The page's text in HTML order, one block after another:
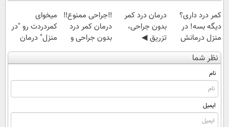
کمر درد داری؟
دیگه بسه! در
منزل درمانش
کن
(◀پرسش‌نامه)
درمان درد کمر
بدون جراحی،
تزریق ◀
پرسش‌نامه رو پر
کن ▶
‼️جراحی ممنوع‼️
درمان کمر درد
بدون جراحی و
دوره نقاهت
میخوای
کمردردت رو "در
منزل" درمان
کنی؟ (◂فیلم +
◂پرسش‌نامه)
نظر شما
نام
ایمیل